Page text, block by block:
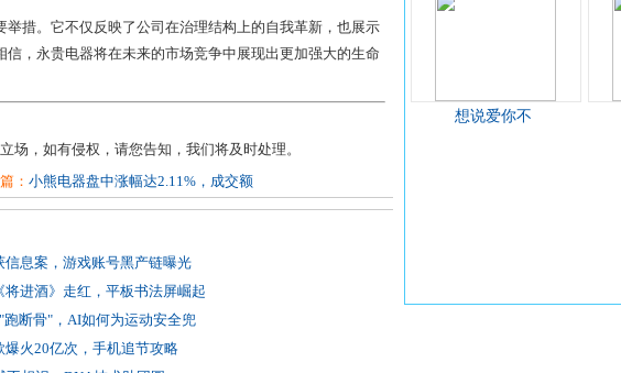
措。它不仅反映了公司在治理结构上的自我革新，也展示
，永贵电器将在未来的市场竞争中展现出更加强大的生命
场，如有侵权，请您告知，我们将及时处理。
： 小熊电器盘中涨幅达2.11%，成交额
信息案，游戏账号黑产链曝光
将进酒》走红，平板书法屏崛起
跑断骨"，AI如何为运动安全兜
爆火20亿次，手机追节攻略
想说爱你不